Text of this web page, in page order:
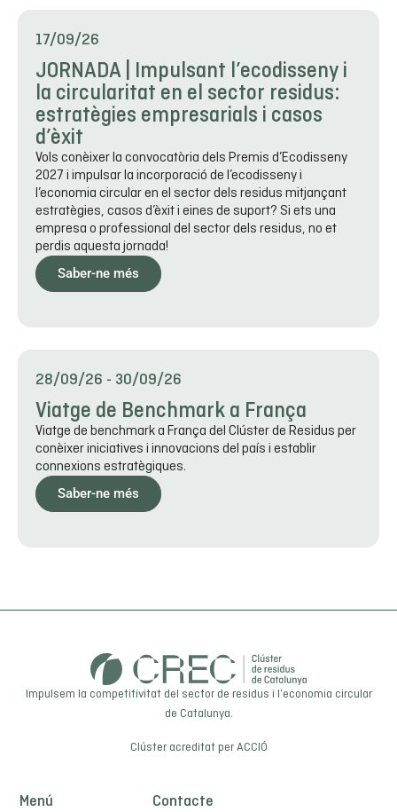
17/09/26
JORNADA | Impulsant l’ecodisseny i
la circularitat en el sector residus:
estratègies empresarials i casos
d’èxit
Vols conèixer la convocatòria dels Premis d’Ecodisseny
2027 i impulsar la incorporació de l’ecodisseny i
l’economia circular en el sector dels residus mitjançant
estratègies, casos d’èxit i eines de suport? Si ets una
empresa o professional del sector dels residus, no et
perdis aquesta jornada!
Saber-ne més
28/09/26 - 30/09/26
Viatge de Benchmark a França
Viatge de benchmark a França del Clúster de Residus per
conèixer iniciatives i innovacions del país i establir
connexions estratègiques.
Saber-ne més
Impulsem la competitivitat del sector de residus i l’economia circular
de Catalunya.
Clúster acreditat perACCIÓ
Menú
Contacte